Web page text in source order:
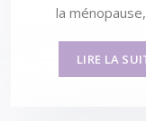
la
LIRE LA